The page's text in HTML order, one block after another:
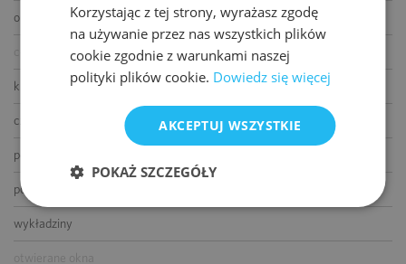
okablowanie elektryczne
centrala telefoniczna
klimatyzacja
czujniki dymu i ciepła
podnoszone podłogi
podwieszane sufity
wykładziny
Korzystając z tej strony, wyrażasz zgodę
na używanie przez nas wszystkich plików
cookie zgodnie z warunkami naszej
polityki plików cookie. Dowiedz się więcej
AKCEPTUJ WSZYSTKIE
POKAŻ SZCZEGÓŁY